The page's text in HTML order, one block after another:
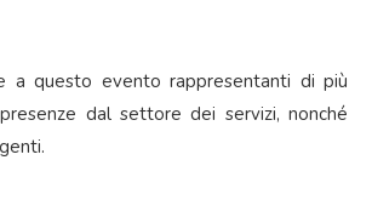
a questo evento rappresentanti di più
dal settore dei servizi, nonché